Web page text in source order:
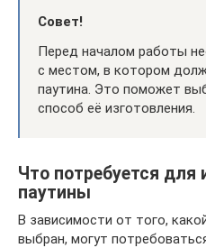
Совет!
Перед началом работы
с местом, в котором
паутина. Это поможет
способ её изготовления.
Что потребуется для
паутины
В зависимости от того,
выбран, могут